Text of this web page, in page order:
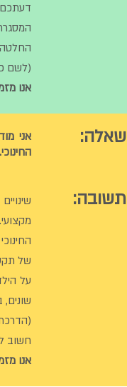
דעתכם
החלטה
(לשם
אנו
אני
שאלה:
של
על
חשוב
אנו
תשובה: